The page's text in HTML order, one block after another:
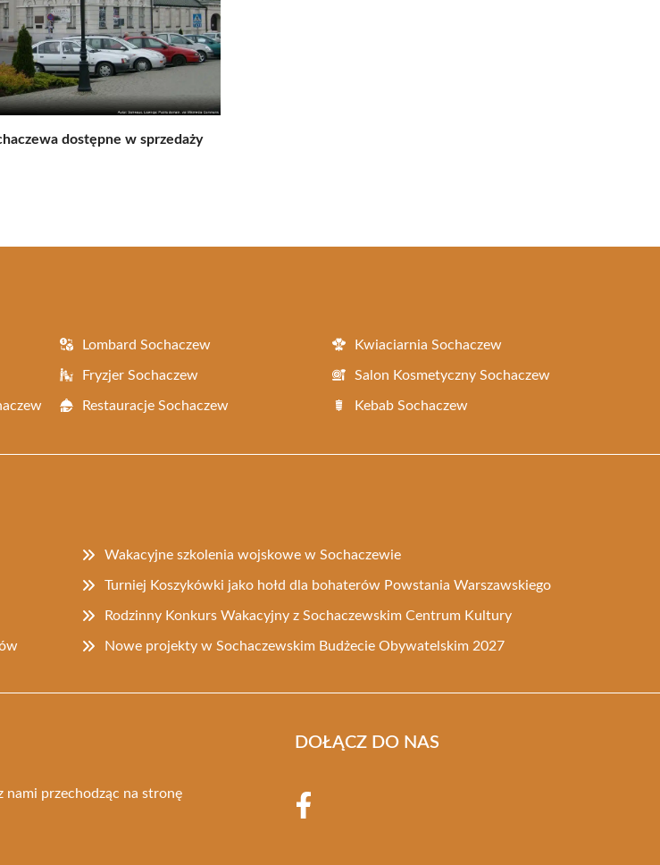
dostępne w sprzedaży
Lombard Sochaczew Kwiaciarnia Sochaczew
Fryzjer Sochaczew Salon Kosmetyczny Sochaczew
Restauracje Sochaczew Kebab Sochaczew
Wakacyjne szkolenia wojskowe w Sochaczewie
Turniej Koszykówki jako hołd dla bohaterów Powstania Warszawskiego
Rodzinny Konkurs Wakacyjny z Sochaczewskim Centrum Kultury
Nowe projekty w Sochaczewskim Budżecie Obywatelskim 2027
nami przechodząc na stronę
DOŁĄCZ DO NAS